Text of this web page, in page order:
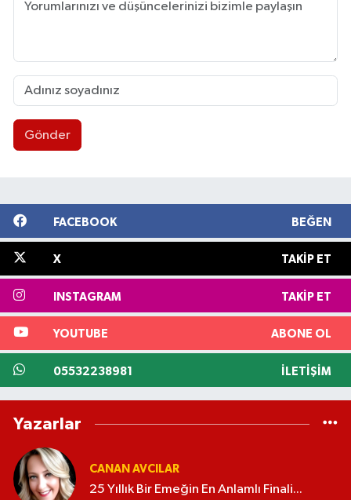
Gönder
FACEBOOK BEĞEN
X TAKIP ET
INSTAGRAM TAKIP ET
YOUTUBE ABONE OL
05532238981 İLETIŞIM
Yazarlar
CANAN AVCILAR
25 Yıllık Bir Emeğin En Anlamlı Finali...